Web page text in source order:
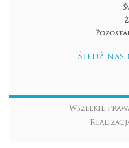
Śledź nas
Wszelkie